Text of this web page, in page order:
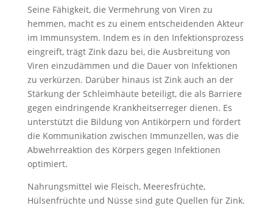
Seine Fähigkeit, die Vermehrung von Viren zu
hemmen, macht es zu einem entscheidenden Akteur
im Immunsystem. Indem es in den Infektionsprozess
eingreift, trägt Zink dazu bei, die Ausbreitung von
Viren einzudämmen und die Dauer von Infektionen
zu verkürzen. Darüber hinaus ist Zink auch an der
Stärkung der Schleimhäute beteiligt, die als Barriere
gegen eindringende Krankheitserreger dienen. Es
unterstützt die Bildung von Antikörpern und fördert
die Kommunikation zwischen Immunzellen, was die
Abwehrreaktion des Körpers gegen Infektionen
optimiert.
Nahrungsmittel wie Fleisch, Meeresfrüchte,
Hülsenfrüchte und Nüsse sind gute Quellen für Zink.